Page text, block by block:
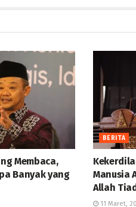
Membaca,
Banyak yang
BERITA
Manusia
Allah
11 Maret,